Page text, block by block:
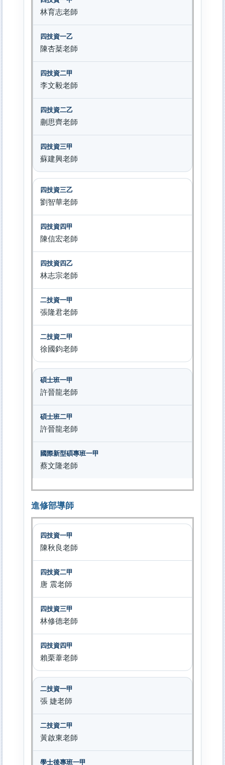
林育志老師
陳杏棻老師
李文毅老師
蒯思齊老師
蘇建興老師
劉智華老師
陳信宏老師
林志宗老師
張隆君老師
徐國鈞老師
許晉龍老師
許晉龍老師
蔡文隆老師
進修部導師
陳秋良老師
唐 震老師
林修德老師
賴栗葦老師
張 婕老師
黃啟東老師